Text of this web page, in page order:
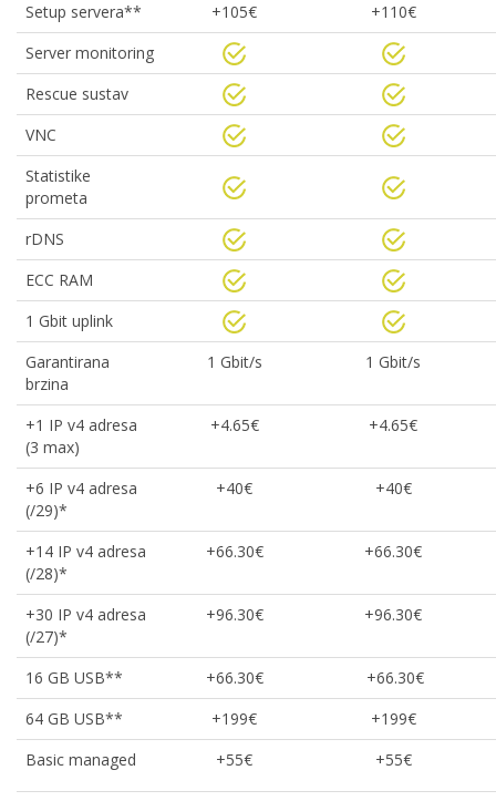
Setup servera**
+105€
+110€
Server monitoring
Rescue sustav
VNC
Statistike
prometa
rDNS
ECC RAM
1 Gbit uplink
Garantirana
brzina
1 Gbit/s 1 Gbit/s
+1 IP v4 adresa
(3 max)
+4.65€ +4.65€
+6 IP v4 adresa
(/29)*
+40€ +40€
+14 IP v4 adresa
(/28)*
+66.30€ +66.30€
+30 IP v4 adresa
(/27)*
+96.30€ +96.30€
16 GB USB** +66.30€
+66.30€
64 GB USB**
+199€
+199€
Basic managed
+55€ +55€